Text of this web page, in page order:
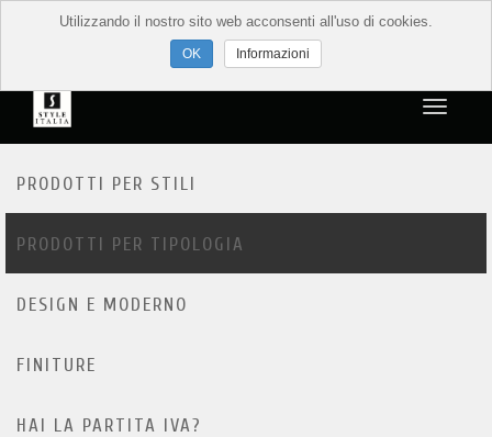
PRODOTTI PER STILI
PRODOTTI PER TIPOLOGIA
DESIGN E MODERNO
FINITURE
HAI LA PARTITA IVA?
Utilizzando il nostro sito web acconsenti all'uso di cookies.
Informazioni